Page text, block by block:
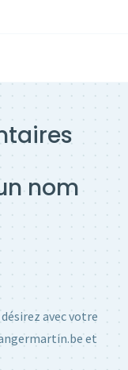
nom
avec votre
et